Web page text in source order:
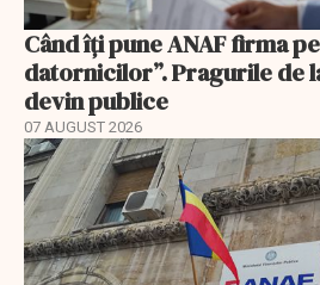
Când îți pune ANAF firma
datornicilor”. Pragurile de
devin publice
07 AUGUST 2026